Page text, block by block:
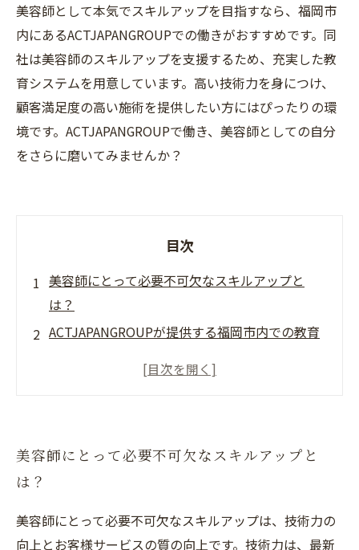
美容師として本気でスキルアップを目指すなら、福岡市
内にあるACTJAPANGROUPでの働きがおすすめです。同
社は美容師のスキルアップを支援するため、充実した教
育システムを用意しています。高い技術力を身につけ、
顧客満足度の高い施術を提供したい方にはぴったりの環
境です。ACTJAPANGROUPで働き、美容師としての自分
をさらに磨いてみませんか？
目次
美容師にとって必要不可欠なスキルアップと
は？
ACTJAPANGROUPが提供する福岡市内での教育
ACTJAPANGROUPで働くことで得られるインセ
指すならACTJAPANGROUPがオススメ！
キャリアアップのメリットとは？
美容師にとって必要不可欠なスキルアップと
は？
美容師にとって必要不可欠なスキルアップは、技術力の
向上とお客様サービスの質の向上です。技術力は、最新